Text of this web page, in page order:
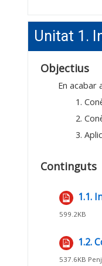
Unitat 1.
Objectius
En acabar
1.
2.
3.
Continguts
1.1.
599.2KB
1.2.
537.6KB